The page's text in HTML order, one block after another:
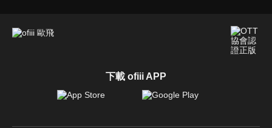
下載 ofiii APP